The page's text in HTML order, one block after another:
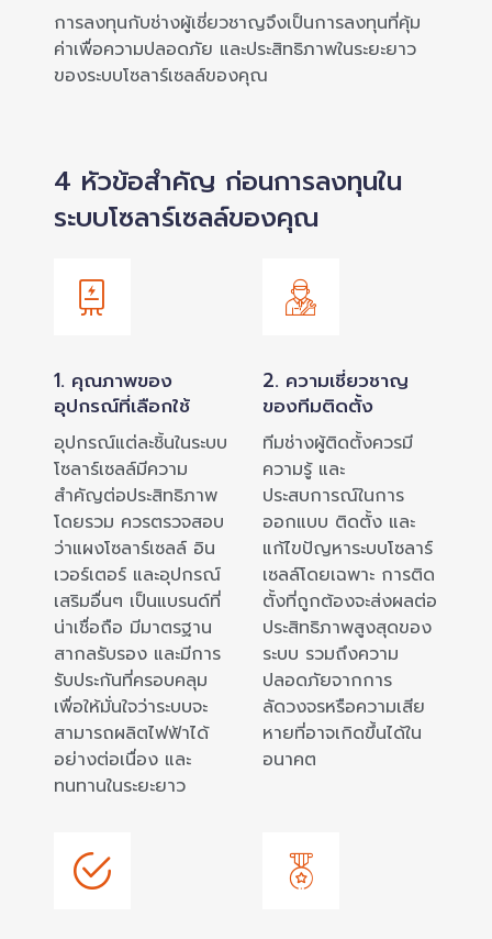
การลงทุนกับช่างผู้เชี่ยวชาญจึงเป็นการลงทุนที่คุ้ม
ค่าเพื่อความปลอดภัย และประสิทธิภาพในระยะยาว
ของระบบโซลาร์เซลล์ของคุณ
4 หัวข้อสำคัญ ก่อนการลงทุนใน
ระบบโซลาร์เซลล์ของคุณ
1. คุณภาพของ
อุปกรณ์ที่เลือกใช้
อุปกรณ์แต่ละชิ้นในระบบ
โซลาร์เซลล์มีความ
สำคัญต่อประสิทธิภาพ
โดยรวม ควรตรวจสอบ
ว่าแผงโซลาร์เซลล์ อิน
เวอร์เตอร์ และอุปกรณ์
เสริมอื่นๆ เป็นแบรนด์ที่
น่าเชื่อถือ มีมาตรฐาน
สากลรับรอง และมีการ
รับประกันที่ครอบคลุม
เพื่อให้มั่นใจว่าระบบจะ
สามารถผลิตไฟฟ้าได้
อย่างต่อเนื่อง และ
ทนทานในระยะยาว
2. ความเชี่ยวชาญ
ของทีมติดตั้ง
ทีมช่างผู้ติดตั้งควรมี
ความรู้ และ
ประสบการณ์ในการ
ออกแบบ ติดตั้ง และ
แก้ไขปัญหาระบบโซลาร์
เซลล์โดยเฉพาะ การติด
ตั้งที่ถูกต้องจะส่งผลต่อ
ประสิทธิภาพสูงสุดของ
ระบบ รวมถึงความ
ปลอดภัยจากการ
ลัดวงจรหรือความเสีย
หายที่อาจเกิดขึ้นได้ใน
อนาคต